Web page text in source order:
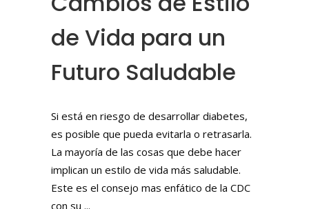
de Vida para un
Futuro Saludable
Si está en riesgo de desarrollar diabetes,
es posible que pueda evitarla o retrasarla.
La mayoría de las cosas que debe hacer
implican un estilo de vida más saludable.
Este es el consejo mas enfático de la CDC
con su